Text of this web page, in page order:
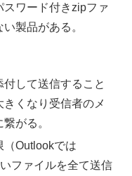
スワード付きzipファ
製品がある。
して送信すること
くなり受信者のメ
がる。
（Outlookでは
ファイルを全て送信